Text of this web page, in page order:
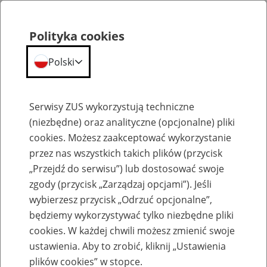
Emerytury
Baza zlikwidowanych lub
przekształconych zakładów pracy
Polityka cookies
Polski
Serwisy ZUS wykorzystują techniczne
(niezbędne) oraz analityczne (opcjonalne) pliki
cookies. Możesz zaakceptować wykorzystanie
przez nas wszystkich takich plików (przycisk
„Przejdź do serwisu”) lub dostosować swoje
zgody (przycisk „Zarządzaj opcjami”). Jeśli
wybierzesz przycisk „Odrzuć opcjonalne”,
będziemy wykorzystywać tylko niezbędne pliki
cookies. W każdej chwili możesz zmienić swoje
ustawienia. Aby to zrobić, kliknij „Ustawienia
plików cookies” w stopce.